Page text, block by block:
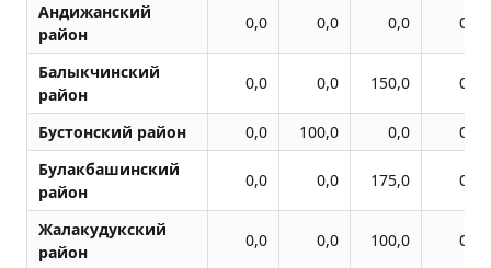
Андижанский
район
0,0 0,0 0,0 0,0
Балыкчинский
район
0,0 0,0 150,0 0,0
Бустонский район 0,0 100,0 0,0
0,0
Булакбашинский
район
0,0 0,0 175,0 0,0
Жалакудукский
район
0,0 0,0 100,0 0,0